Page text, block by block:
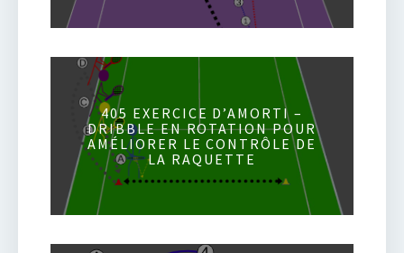
405 EXERCICE D’AMORTI –
DRIBBLE EN ROTATION POUR
AMÉLIORER LE CONTRÔLE DE
LA RAQUETTE